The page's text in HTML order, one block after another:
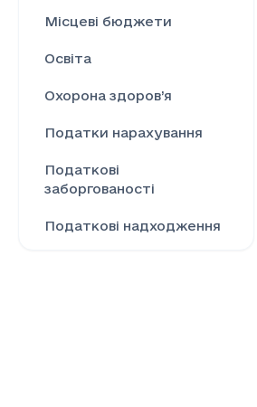
Місцеві бюджети
Освіта
Охорона здоров’я
Податки нарахування
Податкові
заборгованості
Податкові надходження